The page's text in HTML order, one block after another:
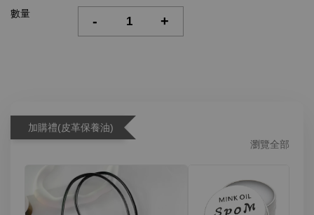
數量 - +
加購禮(皮革保養油)
瀏覽全部